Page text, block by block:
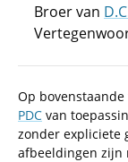
Broer van
Op
PDC van
zonder expliciete
afbeeldingen zijn